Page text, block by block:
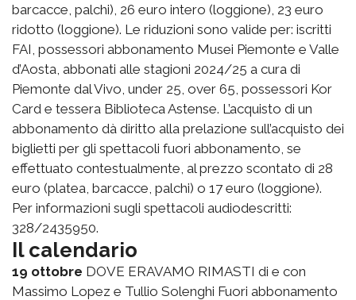
barcacce, palchi), 26 euro intero (loggione), 23 euro
ridotto (loggione). Le riduzioni sono valide per: iscritti
FAI, possessori abbonamento Musei Piemonte e Valle
d’Aosta, abbonati alle stagioni 2024/25 a cura di
Piemonte dal Vivo, under 25, over 65, possessori Kor
Card e tessera Biblioteca Astense. L’acquisto di un
abbonamento dà diritto alla prelazione sull’acquisto dei
biglietti per gli spettacoli fuori abbonamento, se
effettuato contestualmente, al prezzo scontato di 28
euro (platea, barcacce, palchi) o 17 euro (loggione).
Per informazioni sugli spettacoli audiodescritti:
328/2435950.
Il calendario
19 ottobre DOVE ERAVAMO RIMASTI di e con
Massimo Lopez e Tullio Solenghi Fuori abbonamento